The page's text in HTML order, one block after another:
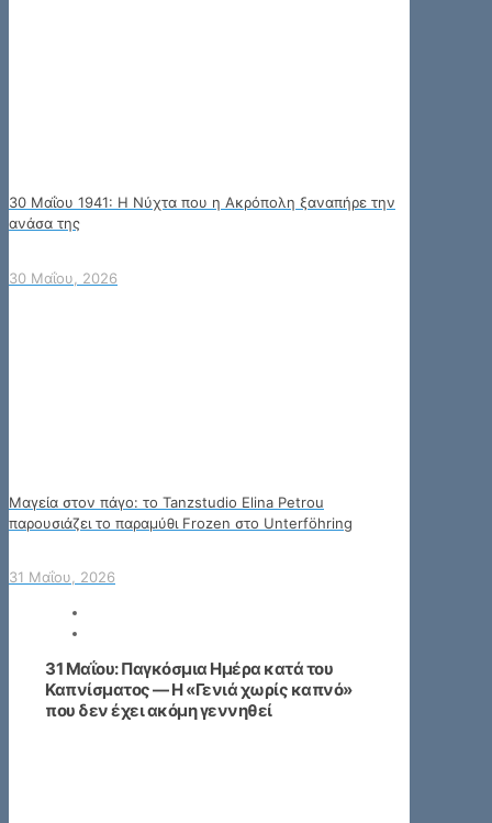
30 Μαΐου 1941: Η Νύχτα που η Ακρόπολη ξαναπήρε την
ανάσα της
30 Μαΐου, 2026
Μαγεία στον πάγο: το Tanzstudio Elina Petrou
παρουσιάζει το παραμύθι Frozen στο Unterföhring
31 Μαΐου, 2026
31 Μαΐου: Παγκόσμια Ημέρα κατά του
Καπνίσματος — Η «Γενιά χωρίς καπνό»
που δεν έχει ακόμη γεννηθεί